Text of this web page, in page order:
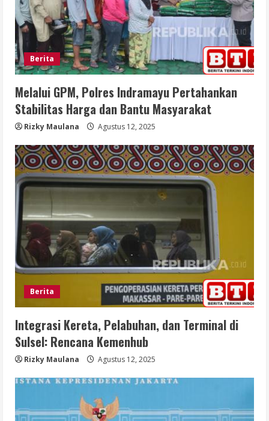
Berita
Melalui GPM, Polres Indramayu Pertahankan
Stabilitas Harga dan Bantu Masyarakat
Rizky Maulana Agustus 12, 2025
Berita
Integrasi Kereta, Pelabuhan, dan Terminal di
Sulsel: Rencana Kemenhub
Rizky Maulana Agustus 12, 2025